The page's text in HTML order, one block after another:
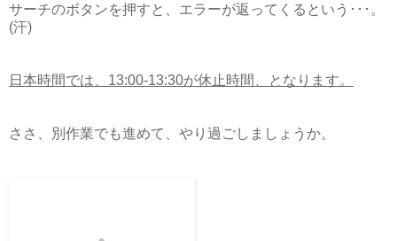
サーチのボタンを押すと、エラーが返ってくるという･･･。
(汗)
日本時間では、13:00-13:30が休止時間、となります。
ささ、別作業でも進めて、やり過ごしましょうか。